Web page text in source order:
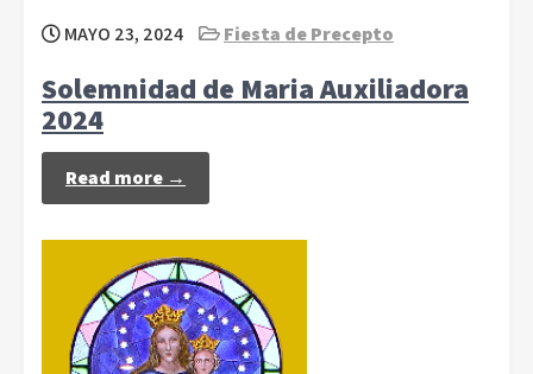
MAYO 23, 2024 Fiesta de Precepto
Solemnidad de Maria Auxiliadora
2024
Read more →